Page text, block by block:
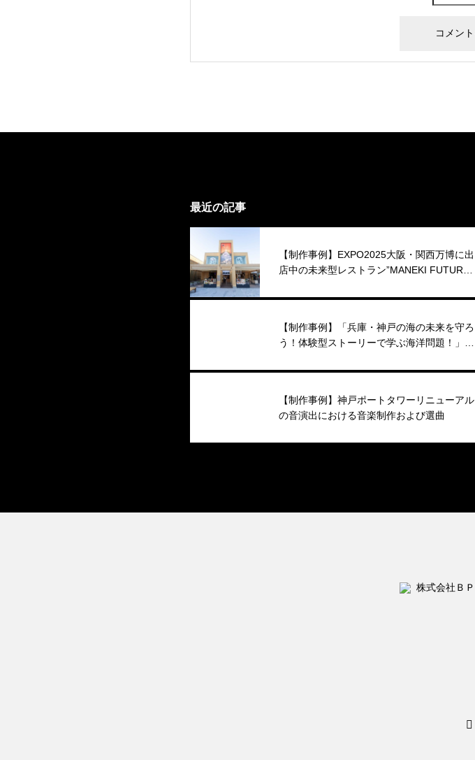
最近の記事
【制作事例】EXPO2025大阪・関西万博に出
店中の未来型レストラン”MANEKI FUTURE
【制作事例】「兵庫・神戸の海の未来を守ろ
う！体験型ストーリーで学ぶ海洋問題！」音
【制作事例】神戸ポートタワーリニューアル
の音演出における音楽制作および選曲